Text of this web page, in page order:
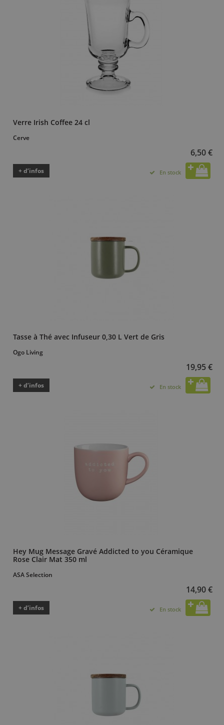
Verre Irish Coffee 24 cl
Cerve
6,50 €
+ d’infos En stock
Tasse à Thé avec Infuseur 0,30 L Vert de Gris
Ogo Living
19,95 €
+ d’infos En stock
Hey Mug Message Gravé Addicted to you Céramique
Rose Clair Mat 350 ml
ASA Selection
14,90 €
+ d’infos En stock